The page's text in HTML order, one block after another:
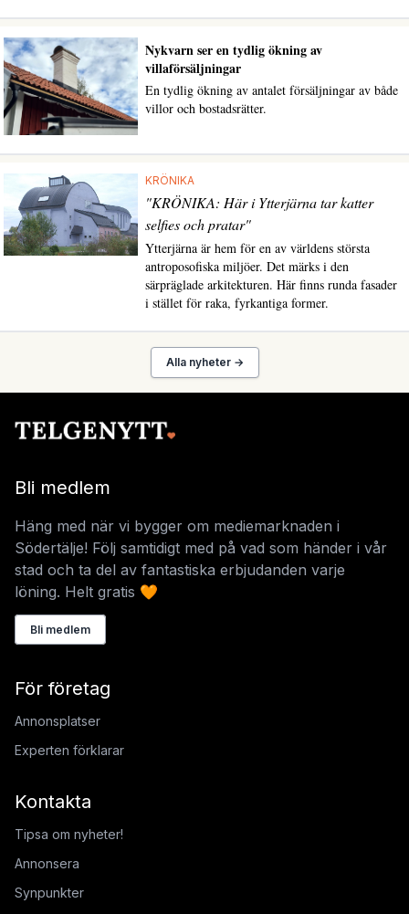
Nykvarn ser en tydlig ökning av
villaförsäljningar
En tydlig ökning av antalet försäljningar av både
villor och bostadsrätter.
KRÖNIKA
"KRÖNIKA: Här i Ytterjärna tar katter
selfies och pratar"
Ytterjärna är hem för en av världens största
antroposofiska miljöer. Det märks i den
särpräglade arkitekturen. Här finns runda fasader
i stället för raka, fyrkantiga former.
Alla nyheter →
Bli medlem
Häng med när vi bygger om mediemarknaden i
Södertälje! Följ samtidigt med på vad som händer i vår
stad och ta del av fantastiska erbjudanden varje
löning. Helt gratis 🧡
Bli medlem
För företag
Annonsplatser
Experten förklarar
Kontakta
Tipsa om nyheter!
Annonsera
Synpunkter